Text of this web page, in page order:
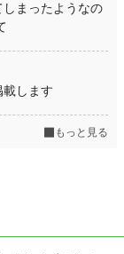
まったようなの
します
もっと見る